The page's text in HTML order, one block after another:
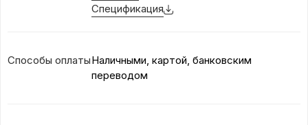
Спецификация
Способы оплатыНаличными, картой, банковским
переводом